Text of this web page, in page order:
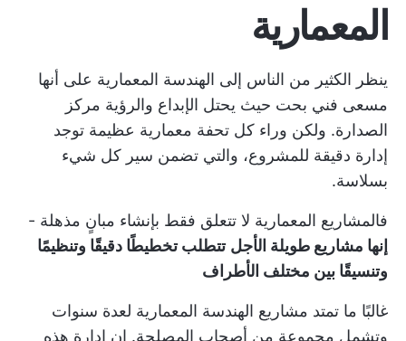
المعمارية
ينظر الكثير من الناس إلى الهندسة المعمارية على أنها
مسعى فني بحت حيث يحتل الإبداع والرؤية مركز
الصدارة. ولكن وراء كل تحفة معمارية عظيمة توجد
إدارة دقيقة للمشروع، والتي تضمن سير كل شيء
بسلاسة.
فالمشاريع المعمارية لا تتعلق فقط بإنشاء مبانٍ مذهلة -
إنها مشاريع طويلة الأجل تتطلب تخطيطًا دقيقًا وتنظيمًا
وتنسيقًا بين مختلف الأطراف
غالبًا ما تمتد مشاريع الهندسة المعمارية لعدة سنوات
وتشمل مجموعة من أصحاب المصلحة. إن إدارة هذه